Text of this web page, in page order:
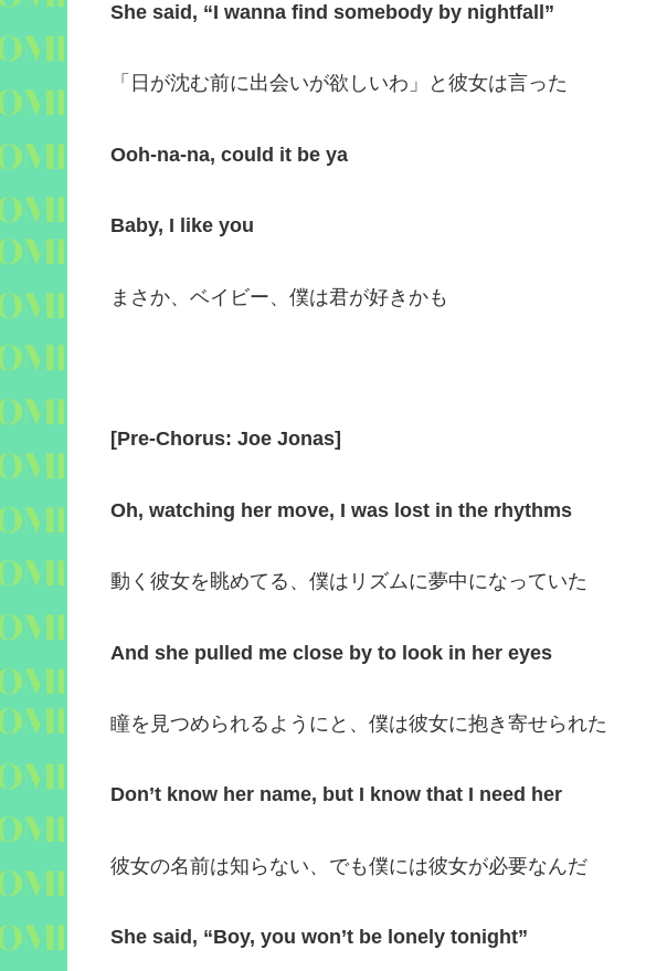
She said, “I wanna find somebody by nightfall”
「日が沈む前に出会いが欲しいわ」と彼女は言った
Ooh-na-na, could it be ya
Baby, I like you
まさか、ベイビー、僕は君が好きかも
[Pre-Chorus: Joe Jonas]
Oh, watching her move, I was lost in the rhythms
動く彼女を眺めてる、僕はリズムに夢中になっていた
And she pulled me close by to look in her eyes
瞳を見つめられるようにと、僕は彼女に抱き寄せられた
Don’t know her name, but I know that I need her
彼女の名前は知らない、でも僕には彼女が必要なんだ
She said, “Boy, you won’t be lonely tonight”